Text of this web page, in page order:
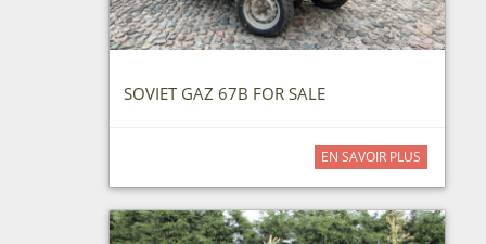
SOVIET GAZ 67B FOR SALE
EN SAVOIR PLUS